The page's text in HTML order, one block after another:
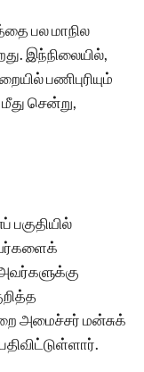
பல மாநில
இந்நிலையில்,
பணிபுரியும்
சென்று,
அமைச்சர் மன்சுக்